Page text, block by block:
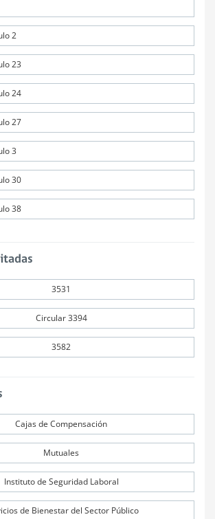
2
23
24
27
3
30
38
3531
Circular 3394
3582
Cajas de Compensación
Mutuales
Instituto de Seguridad Laboral
de Bienestar del Sector Público